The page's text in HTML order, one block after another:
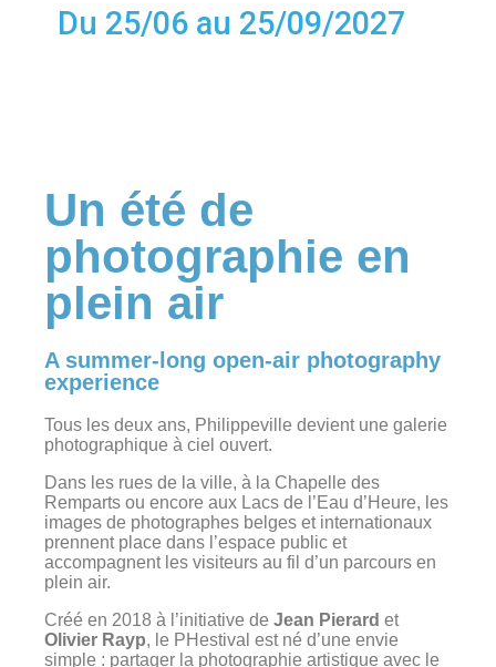
Du 25/06 au 25/09/2027
Un été de
photographie en
plein air
A summer-long open-air photography
experience
Tous les deux ans, Philippeville devient une galerie
photographique à ciel ouvert.
Dans les rues de la ville, à la Chapelle des
Remparts ou encore aux Lacs de l’Eau d’Heure, les
images de photographes belges et internationaux
prennent place dans l’espace public et
accompagnent les visiteurs au fil d’un parcours en
plein air.
Créé en 2018 à l’initiative de Jean Pierard et
Olivier Rayp, le PHestival est né d’une envie
simple : partager la photographie artistique avec le